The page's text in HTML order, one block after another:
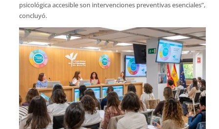
psicológica accesible son intervenciones preventivas esenciales”,
concluyó.